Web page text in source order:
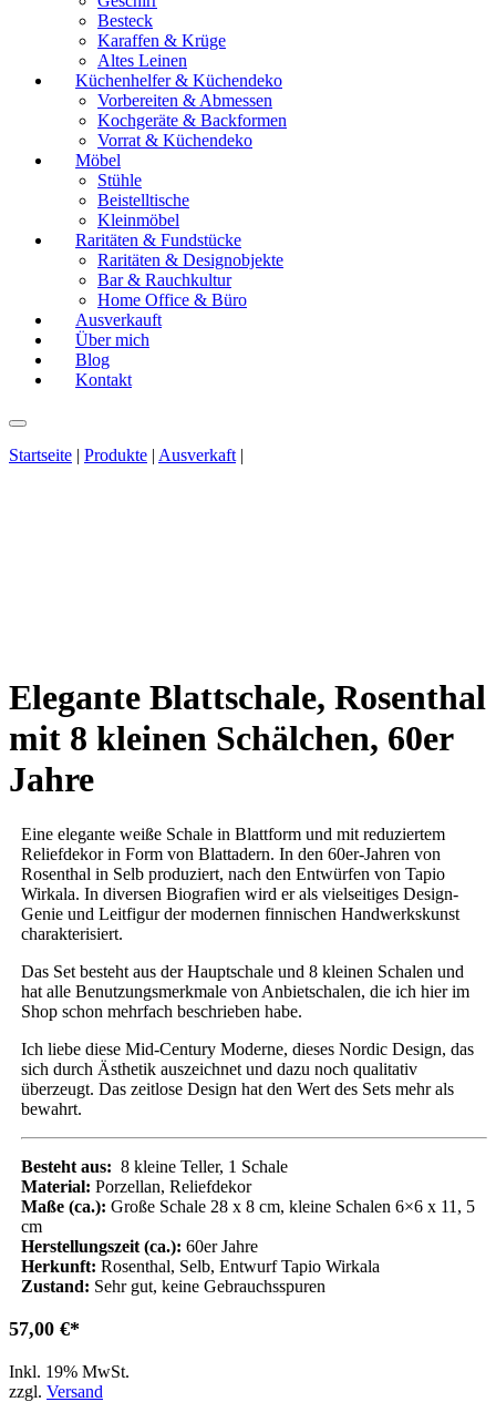
Besteck
Karaffen & Krüge
Altes Leinen
Küchenhelfer & Küchendeko
Vorbereiten & Abmessen
Kochgeräte & Backformen
Vorrat & Küchendeko
Möbel
Stühle
Beistelltische
Kleinmöbel
Raritäten & Fundstücke
Raritäten & Designobjekte
Bar & Rauchkultur
Home Office & Büro
Ausverkauft
Über mich
Blog
Kontakt
Startseite | Produkte | Ausverkaft |
Elegante Blattschale, Rosenthal
mit 8 kleinen Schälchen, 60er
Jahre
Eine elegante weiße Schale in Blattform und mit reduziertem
Reliefdekor in Form von Blattadern. In den 60er-Jahren von
Rosenthal in Selb produziert, nach den Entwürfen von Tapio
Wirkala. In diversen Biografien wird er als vielseitiges Design-
Genie und Leitfigur der modernen finnischen Handwerkskunst
charakterisiert.
Das Set besteht aus der Hauptschale und 8 kleinen Schalen und
hat alle Benutzungsmerkmale von Anbietschalen, die ich hier im
Shop schon mehrfach beschrieben habe.
Ich liebe diese Mid-Century Moderne, dieses Nordic Design, das
sich durch Ästhetik auszeichnet und dazu noch qualitativ
überzeugt. Das zeitlose Design hat den Wert des Sets mehr als
bewahrt.
Besteht aus: 8 kleine Teller, 1 Schale
Material: Porzellan, Reliefdekor
Maße (ca.): ­­­­­­­­­Große Schale 28 x 8 cm, kleine Schalen 6×6 x 11, 5
cm
Herstellungszeit (ca.): 60er Jahre
Herkunft: Rosenthal, Selb, Entwurf Tapio Wirkala
Zustand: Sehr gut, keine Gebrauchsspuren
57,00 €
Inkl. 19% MwSt.
zzgl. Versand